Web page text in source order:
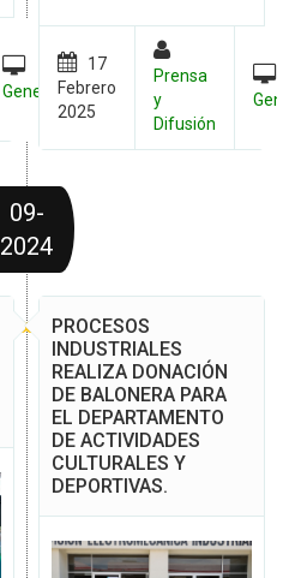
General
17
Febrero
2025
Prensa
y
Difusión
09-
2024
PROCESOS
INDUSTRIALES
REALIZA DONACIÓN
DE BALONERA PARA
EL DEPARTAMENTO
DE ACTIVIDADES
CULTURALES Y
DEPORTIVAS.